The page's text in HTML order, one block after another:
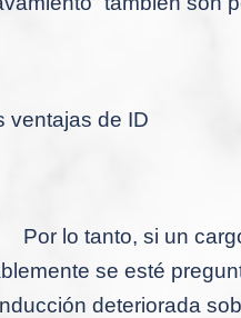
ventajas de ID
Por lo tanto, si un
se esté
deteriorada